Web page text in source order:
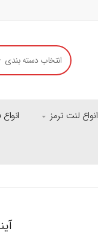
انتخاب دسته بندی
انواع لنت ترمز